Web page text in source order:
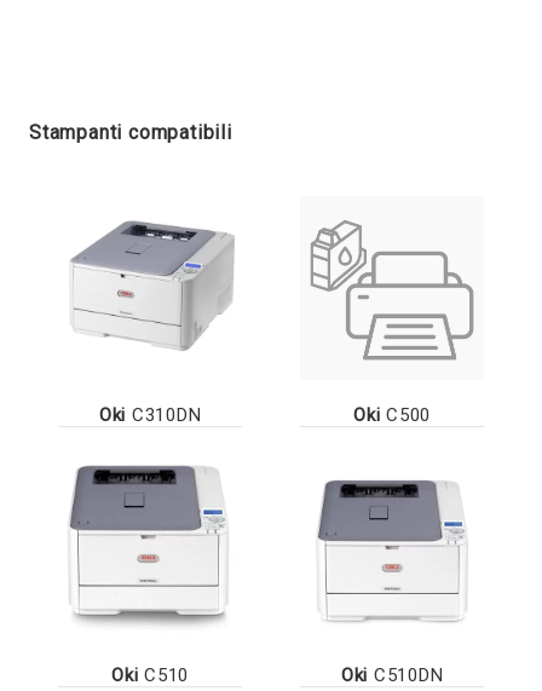
Stampanti compatibili
Oki C310DN Oki C500
Oki C510 Oki C510DN